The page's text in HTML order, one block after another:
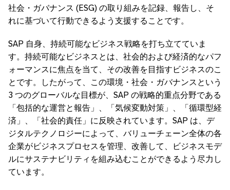
社会・ガバナンス (ESG) の取り組みを記録、報告し、そ
れに基づいて行動できるよう支援することです。
SAP 自身、持続可能なビジネス戦略を打ち立てていま
す。持続可能なビジネスとは、社会的および経済的なパフ
ォーマンスに焦点を当て、その改善を目指すビジネスのこ
とです。したがって、この環境・社会・ガバナンスという
3 つのグローバルな目標が、SAP の戦略的重点分野である
「包括的な運営と報告」、「気候変動対策」、「循環型経
済」、「社会的責任」に反映されています。SAP は、デ
ジタルテクノロジーによって、バリューチェーン全体の各
企業がビジネスプロセスを管理、改善して、ビジネスモデ
ルにサステナビリティを組み込むことができるよう尽力し
ています。